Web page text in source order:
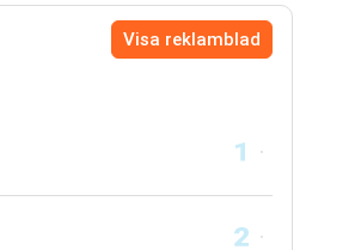
Visa reklamblad